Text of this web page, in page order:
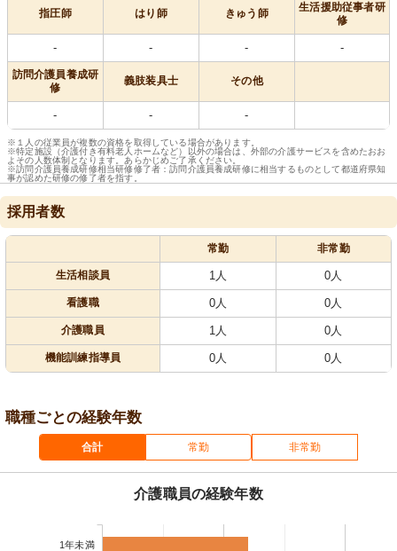
指圧師 はり師 きゅう師
生活援助従事者研
修
- - - -
訪問介護員養成研
修
義肢装具士 その他
- - -
※１人の従業員が複数の資格を取得している場合があります。
※特定施設（介護付き有料老人ホームなど）以外の場合は、外部の介護サービスを含めたおお
よその人数体制となります。あらかじめご了承ください。
※訪問介護員養成研修相当研修修了者：訪問介護員養成研修に相当するものとして都道府県知
事が認めた研修の修了者を指す。
採用者数
常勤 非常勤
生活相談員 1人 0人
看護職 0人 0人
介護職員 1人 0人
機能訓練指導員 0人 0人
職種ごとの経験年数
合計 常勤 非常勤
介護職員の経験年数
1年未満